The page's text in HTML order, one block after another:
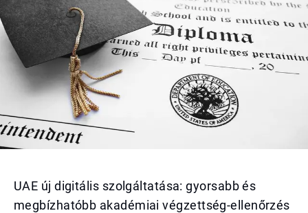
UAE új digitális szolgáltatása: gyorsabb és
megbízhatóbb akadémiai végzettség-ellenőrzés